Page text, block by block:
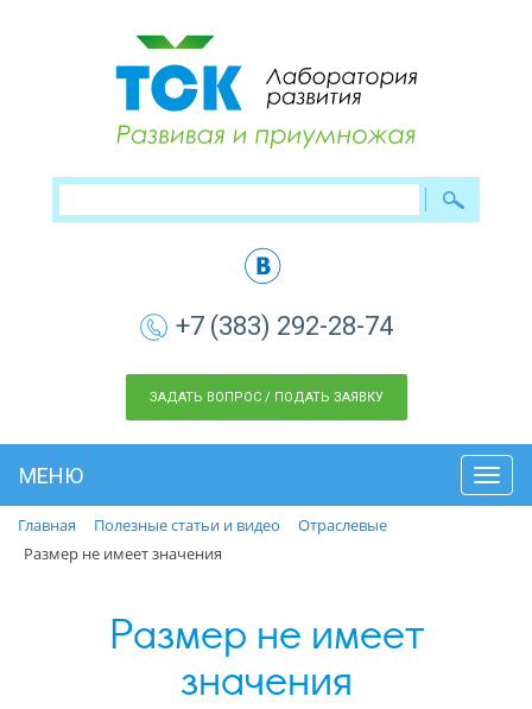
+7 (383) 292-28-74
ЗАДАТЬ ВОПРОС / ПОДАТЬ ЗАЯВКУ
МЕНЮ
Главная
Полезные статьи и видео
Отраслевые
Размер не имеет значения
Размер не имеет
значения